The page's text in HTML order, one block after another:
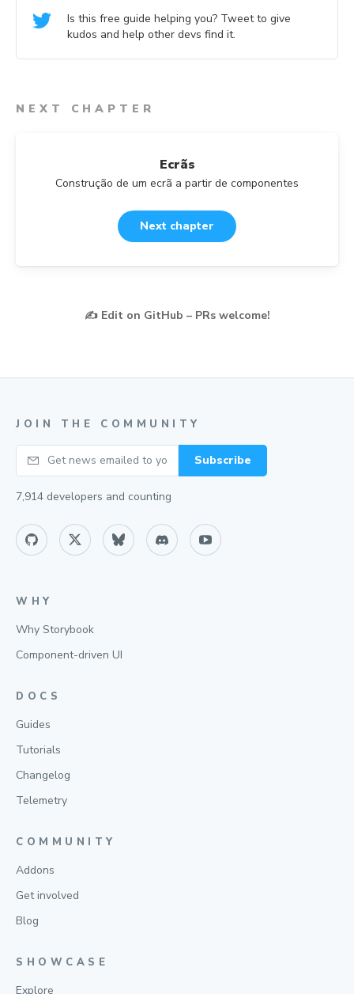
Is this free guide helping you? Tweet to give
kudos and help other devs find it.
NEXT CHAPTER
Ecrãs
Construção de um ecrã a partir de componentes
Next chapter
✍️ Edit on GitHub – PRs welcome!
JOIN THE COMMUNITY
Your email Subscribe
7,914 developers and counting
WHY
Why Storybook
Component-driven UI
DOCS
Guides
Tutorials
Changelog
Telemetry
COMMUNITY
Addons
Get involved
Blog
SHOWCASE
Explore